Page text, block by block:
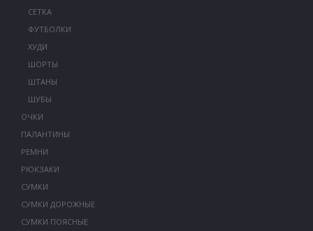
СЕТКА
ФУТБОЛКИ
ХУДИ
ШОРТЫ
ШТАНЫ
ШУБЫ
ОЧКИ
ПАЛАНТИНЫ
РЕМНИ
РЮКЗАКИ
СУМКИ
СУМКИ ДОРОЖНЫЕ
СУМКИ ПОЯСНЫЕ